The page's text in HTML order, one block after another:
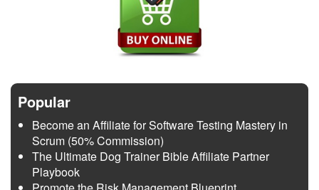
Popular
Become an Affiliate for Software Testing Mastery in
Scrum (50% Commission)
The Ultimate Dog Trainer Bible Affiliate Partner
Playbook